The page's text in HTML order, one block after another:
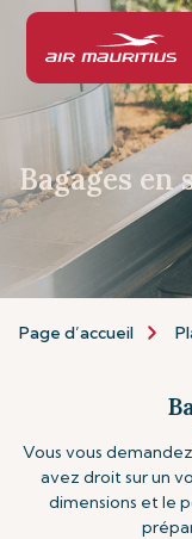
Bagages en
Page d’accueil
Vous vous
avez droit sur un
dimensions et le